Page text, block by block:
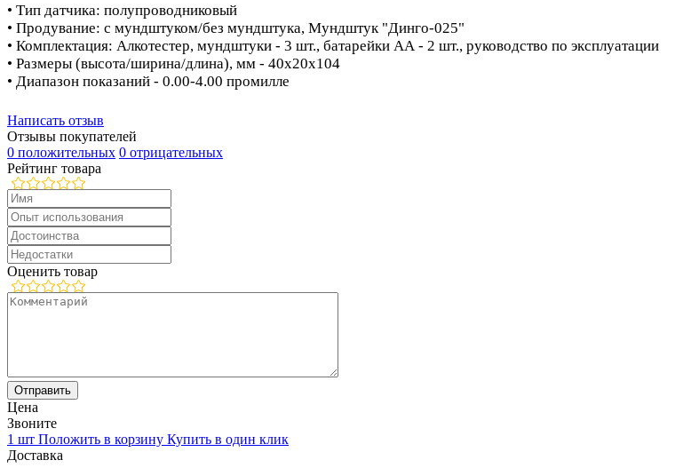
• Тип датчика: полупроводниковый
• Продувание: с мундштуком/без мундштука, Мундштук "Динго-025"
• Комплектация: Алкотестер, мундштуки - 3 шт., батарейки АА - 2 шт., руководство по эксплуатации
• Размеры (высота/ширина/длина), мм - 40х20х104
• Диапазон показаний - 0.00-4.00 промилле
Написать отзыв
Отзывы покупателей
0 положительных 0 отрицательных
Рейтинг товара
Оценить товар
Цена
Звоните
1 шт Положить в корзину Купить в один клик
Доставка